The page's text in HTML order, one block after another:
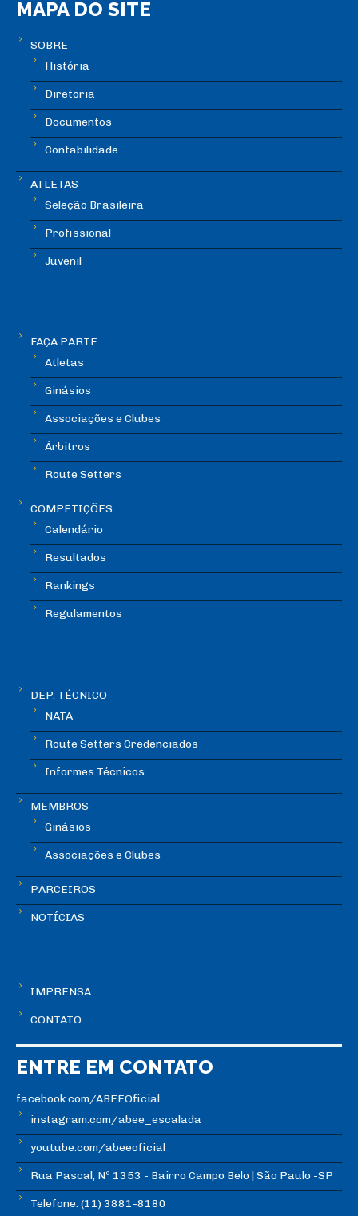
MAPA DO SITE
SOBRE
História
Diretoria
Documentos
Contabilidade
ATLETAS
Seleção Brasileira
Profissional
Juvenil
FAÇA PARTE
Atletas
Ginásios
Associações e Clubes
Árbitros
Route Setters
COMPETIÇÕES
Calendário
Resultados
Rankings
Regulamentos
DEP. TÉCNICO
NATA
Route Setters Credenciados
Informes Técnicos
MEMBROS
Ginásios
Associações e Clubes
PARCEIROS
NOTÍCIAS
IMPRENSA
CONTATO
ENTRE EM CONTATO
facebook.com/ABEEOficial
instagram.com/abee_escalada
youtube.com/abeeoficial
Rua Pascal, Nº 1353 - Bairro Campo Belo | São Paulo -SP
Telefone: (11) 3881-8180